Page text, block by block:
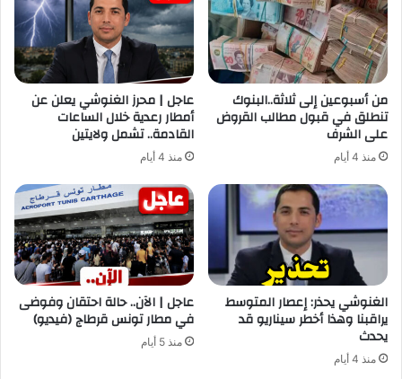
من أسبوعين إلى ثلاثة..البنوك
تنطلق في قبول مطالب القروض
على الشرف
منذ 4 أيام
عاجل | محرز الغنوشي يعلن عن
أمطار رعدية خلال الساعات
القادمة.. تشمل ولايتين
منذ 4 أيام
الغنوشي يحذر: إعصار المتوسط
يراقبنا وهذا أخطر سيناريو قد
يحدث
منذ 4 أيام
عاجل | الآن.. حالة احتقان وفوضى
في مطار تونس قرطاج (فيديو)
منذ 5 أيام